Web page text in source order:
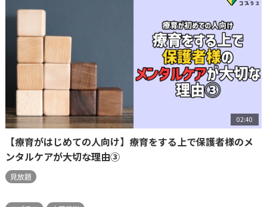
02:40
【療育がはじめての人向け】療育をする上で保護者様のメ
ンタルケアが大切な理由③
見放題